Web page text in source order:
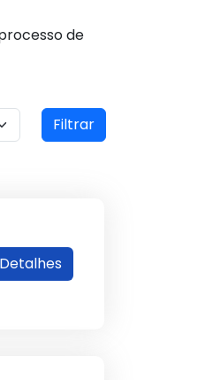
de
Filtrar
Detalhes